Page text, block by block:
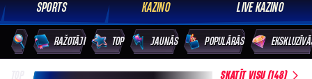
KAZINO LIVE KAZINO
SPORTS
RAŽOTĀJI TOP JAUNĀS POPULĀRĀS
SKATĪT VISU (148)